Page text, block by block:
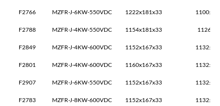
F2766 MZFR-J-6KW-550VDC 1222x181x33
F2788 MZFR-J-4KW-550VDC 1154x181x33
F2849 MZFR-J-4KW-600VDC 1152x167x33
F2801 MZFR-J-4KW-600VDC 1160x167x33
F2907 MZFR-J-6KW-550VDC 1152x167x33
F2783 MZFR-J-8KW-600VDC 1152x167x33